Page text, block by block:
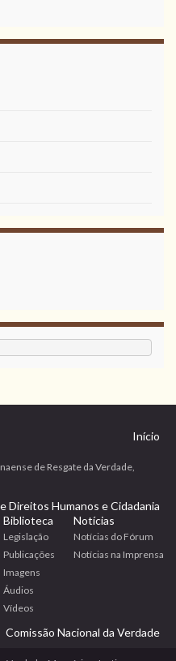
Início
de Resgate da Verdade,
Direitos Humanos e Cidadania
Biblioteca
Legislação
Publicações
Imagens
Áudios
Vídeos
Notícias
Notícias do Fórum
Notícias na Imprensa
Comissão Nacional da Verdade